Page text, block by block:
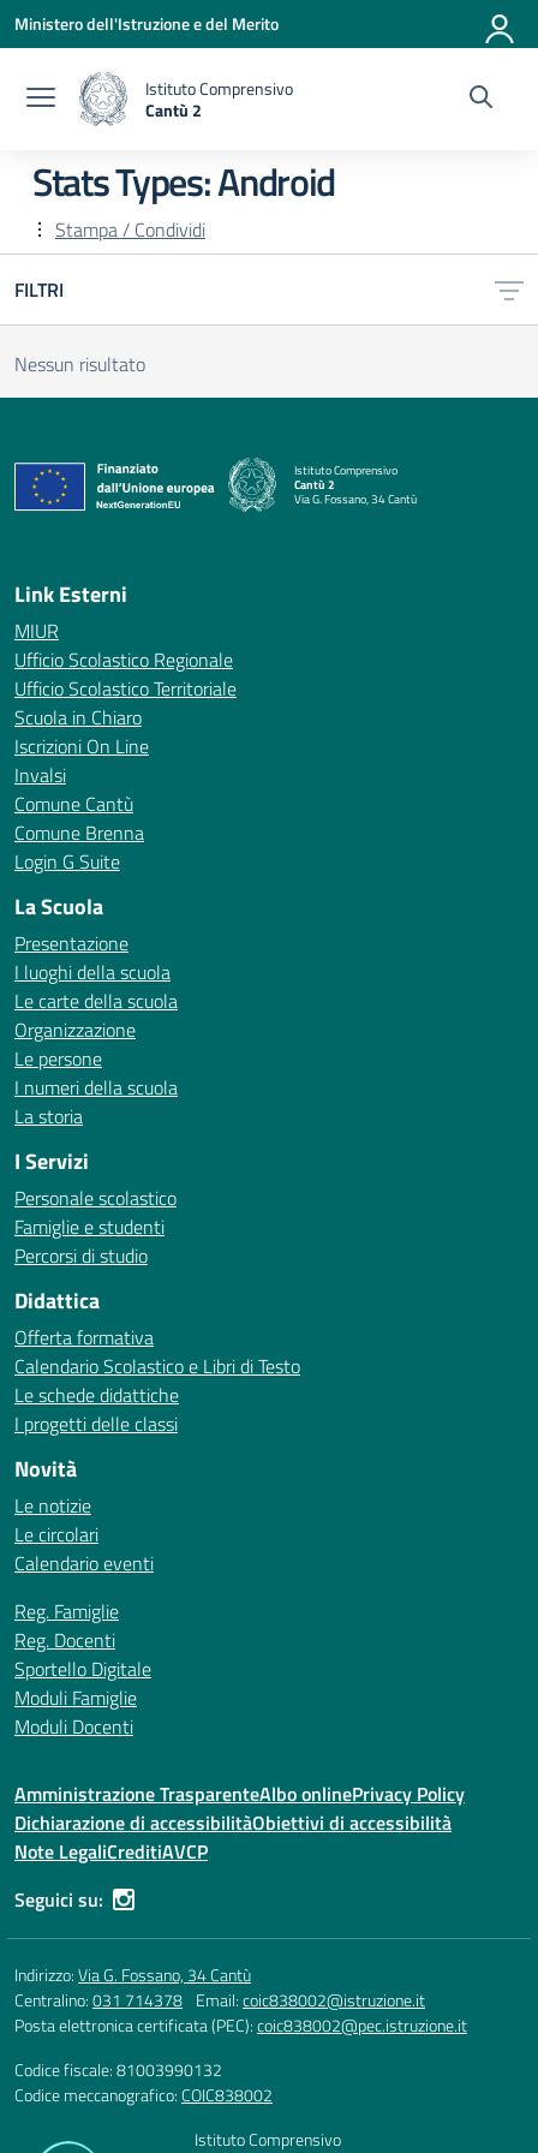
Vai ai contenuti
Vai al menu di navigazione
Vai al footer
Ministero dell'Istruzione e del Merito
Istituto Comprensivo
Cantù 2
Stats Types:Android
Stampa / Condividi
FILTRI
Nessun risultato
Istituto Comprensivo
Cantù 2
Via G. Fossano, 34 Cantù
— Visita la pagina iniziale della scuola
Link Esterni
MIUR
Ufficio Scolastico Regionale
Ufficio Scolastico Territoriale
Scuola in Chiaro
Iscrizioni On Line
Invalsi
Comune Cantù
Comune Brenna
Login G Suite
La Scuola
Presentazione
I luoghi della scuola
Le carte della scuola
Organizzazione
Le persone
I numeri della scuola
La storia
I Servizi
Personale scolastico
Famiglie e studenti
Percorsi di studio
Didattica
Offerta formativa
Calendario Scolastico e Libri di Testo
Le schede didattiche
I progetti delle classi
Novità
Le notizie
Le circolari
Calendario eventi
Reg. Famiglie
Reg. Docenti
Sportello Digitale
Moduli Famiglie
Moduli Docenti
Amministrazione TrasparenteAlbo onlinePrivacy Policy
Dichiarazione di accessibilitàObiettivi di accessibilità
Note LegaliCreditiAVCP
Seguici su:
Indirizzo:Via G. Fossano, 34 Cantù
Centralino:031 714378 Email:coic838002@istruzione.it
Posta elettronica certificata (PEC):coic838002@pec.istruzione.it
Codice fiscale: 81003990132
Codice meccanografico:COIC838002
Istituto Comprensivo